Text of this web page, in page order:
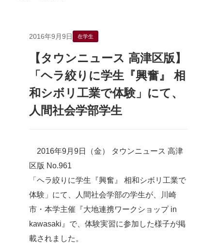
2016年9月9日 在学生
【タウンニュース 高津区版】
「ヘラ絞りに学生『興奮』 相
和シボリ工業で体験」にて、
人間社会学部学生
2016年9月9日（金） タウンニュース 高津
区版 No.961
「ヘラ絞りに学生『興奮』 相和シボリ工業で
体験」にて、人間社会学部の学生が、川崎
市・本学主催『大地連携ワークショップ in
kawasaki』で、体験実習に参加した様子が掲
載されました。